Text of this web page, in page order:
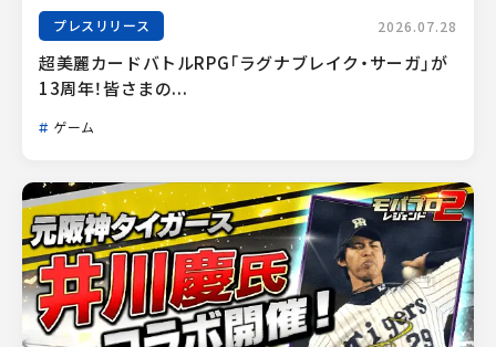
プレスリリース 2026.07.28
超美麗カードバトルRPG「ラグナブレイク・サーガ」が
13周年！皆さまの...
ゲーム